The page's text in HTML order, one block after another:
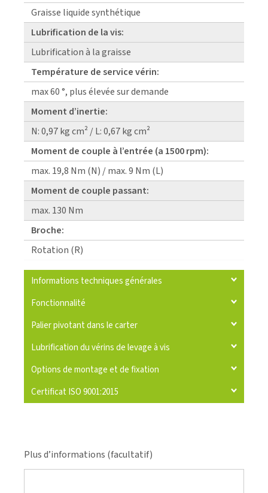
Graisse liquide synthétique
Lubrification de la vis:
Lubrification à la graisse
Température de service vérin:
max 60 °, plus élevée sur demande
Moment d’inertie:
N: 0,97 kg cm² / L: 0,67 kg cm²
Moment de couple à l’entrée (a 1500 rpm):
max. 19,8 Nm (N) / max. 9 Nm (L)
Moment de couple passant:
max. 130 Nm
Broche:
Rotation (R)
Informations techniques générales
Fonctionnalité
Palier pivotant dans le carter
Lubrification du vérins de levage à vis
Options de montage et de fixation
Certificat ISO 9001:2015
Plus d’informations (facultatif)